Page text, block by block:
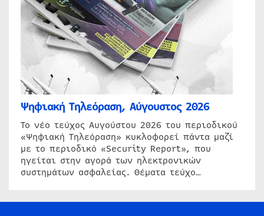
Ψηφιακή Τηλεόραση, Αύγουστος 2026
Το νέο τεύχος Αυγούστου 2026 του περιοδικού
«Ψηφιακή Τηλεόραση» κυκλοφορεί πάντα μαζί
με το περιοδικό «Security Report», που
ηγείται στην αγορά των ηλεκτρονικών
συστημάτων ασφαλείας. Θέματα τεύχο…